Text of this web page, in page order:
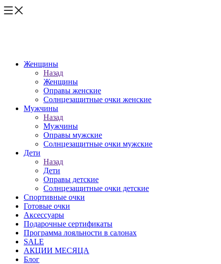
Женщины
Назад
Женщины
Оправы женские
Солнцезащитные очки женские
Мужчины
Назад
Мужчины
Оправы мужские
Солнцезащитные очки мужские
Дети
Назад
Дети
Оправы детские
Солнцезащитные очки детские
Спортивные очки
Готовые очки
Аксессуары
Подарочные сертификаты
Программа лояльности в салонах
SALE
АКЦИИ МЕСЯЦА
Блог